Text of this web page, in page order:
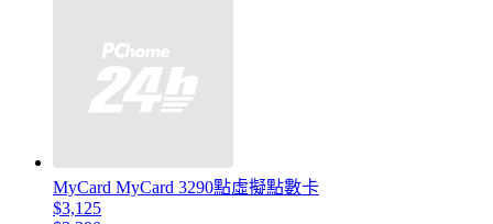
MyCard MyCard 3290點虛擬點數卡
$3,125